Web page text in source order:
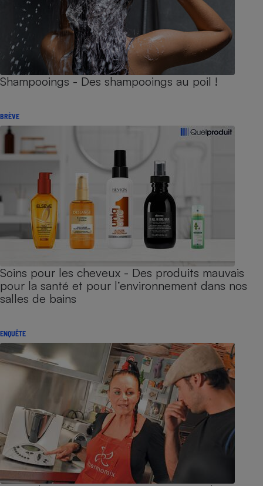
Shampooings - Des shampooings au poil !
BRÈVE
Soins pour les cheveux - Des produits mauvais
pour la santé et pour l’environnement dans nos
salles de bains
ENQUÊTE